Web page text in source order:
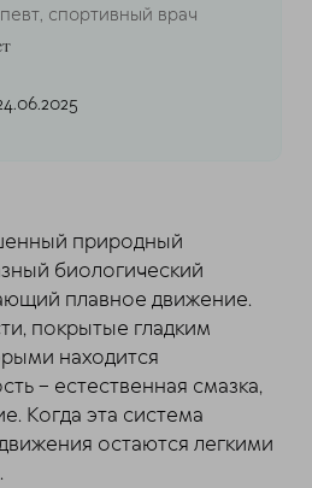
спортивный врач
природный
биологический
плавное движение.
покрытые гладким
находится
– естественная смазка,
Когда эта система
остаются легкими